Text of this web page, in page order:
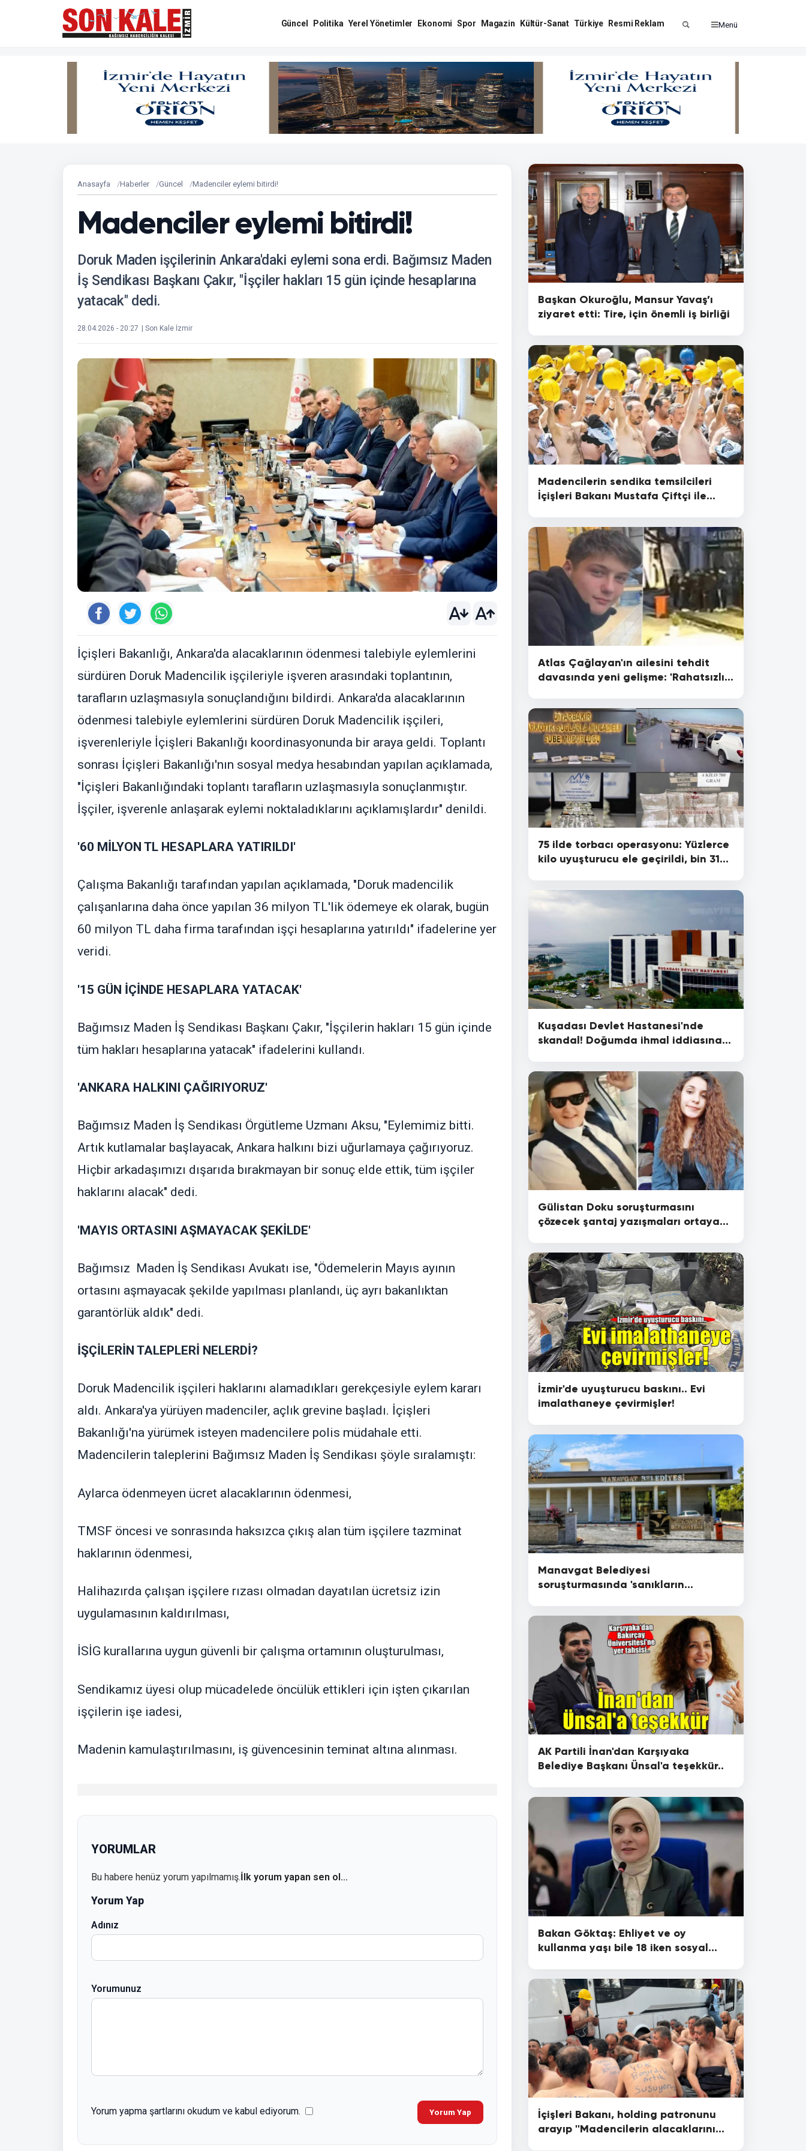
Güncel Politika Yerel Yönetimler Ekonomi Spor Magazin Kültür-Sanat Türkiye Resmi Reklam Menü
Anasayfa Haberler Güncel Madenciler eylemi bitirdi!
Madenciler eylemi bitirdi!
Doruk Maden işçilerinin Ankara'daki eylemi sona erdi. Bağımsız Maden
İş Sendikası Başkanı Çakır, "İşçiler hakları 15 gün içinde hesaplarına
yatacak" dedi.
28.04.2026 - 20:27 | Son Kale İzmir
İçişleri Bakanlığı, Ankara'da alacaklarının ödenmesi talebiyle eylemlerini
sürdüren Doruk Madencilik işçileriyle işveren arasındaki toplantının,
tarafların uzlaşmasıyla sonuçlandığını bildirdi. Ankara'da alacaklarının
ödenmesi talebiyle eylemlerini sürdüren Doruk Madencilik işçileri,
işverenleriyle İçişleri Bakanlığı koordinasyonunda bir araya geldi. Toplantı
sonrası İçişleri Bakanlığı'nın sosyal medya hesabından yapılan açıklamada,
"İçişleri Bakanlığındaki toplantı tarafların uzlaşmasıyla sonuçlanmıştır.
İşçiler, işverenle anlaşarak eylemi noktaladıklarını açıklamışlardır" denildi.
'60 MİLYON TL HESAPLARA YATIRILDI'
Çalışma Bakanlığı tarafından yapılan açıklamada, "Doruk madencilik
çalışanlarına daha önce yapılan 36 milyon TL'lik ödemeye ek olarak, bugün
60 milyon TL daha firma tarafından işçi hesaplarına yatırıldı" ifadelerine yer
veridi.
'15 GÜN İÇİNDE HESAPLARA YATACAK'
Bağımsız Maden İş Sendikası Başkanı Çakır, "İşçilerin hakları 15 gün içinde
tüm hakları hesaplarına yatacak" ifadelerini kullandı.
'ANKARA HALKINI ÇAĞIRIYORUZ'
Bağımsız Maden İş Sendikası Örgütleme Uzmanı Aksu, "Eylemimiz bitti.
Artık kutlamalar başlayacak, Ankara halkını bizi uğurlamaya çağırıyoruz.
Hiçbir arkadaşımızı dışarıda bırakmayan bir sonuç elde ettik, tüm işçiler
haklarını alacak" dedi.
'MAYIS ORTASINI AŞMAYACAK ŞEKİLDE'
Bağımsız Maden İş Sendikası Avukatı ise, "Ödemelerin Mayıs ayının
ortasını aşmayacak şekilde yapılması planlandı, üç ayrı bakanlıktan
garantörlük aldık" dedi.
İŞÇİLERİN TALEPLERİ NELERDİ?
Doruk Madencilik işçileri haklarını alamadıkları gerekçesiyle eylem kararı
aldı. Ankara'ya yürüyen madenciler, açlık grevine başladı. İçişleri
Bakanlığı'na yürümek isteyen madencilere polis müdahale etti.
Madencilerin taleplerini Bağımsız Maden İş Sendikası şöyle sıralamıştı:
Aylarca ödenmeyen ücret alacaklarının ödenmesi,
TMSF öncesi ve sonrasında haksızca çıkış alan tüm işçilere tazminat
haklarının ödenmesi,
Halihazırda çalışan işçilere rızası olmadan dayatılan ücretsiz izin
uygulamasının kaldırılması,
İSİG kurallarına uygun güvenli bir çalışma ortamının oluşturulması,
Sendikamız üyesi olup mücadelede öncülük ettikleri için işten çıkarılan
işçilerin işe iadesi,
Madenin kamulaştırılmasını, iş güvencesinin teminat altına alınması.
YORUMLAR
Bu habere henüz yorum yapılmamış.İlk yorum yapan sen ol...
Yorum Yap
Adınız
Yorumunuz
Yorum yapma şartlarını okudum ve kabul ediyorum. Yorum Yap
Başkan Okuroğlu, Mansur Yavaş’ı
ziyaret etti: Tire, için önemli iş birliği
Madencilerin sendika temsilcileri
İçişleri Bakanı Mustafa Çiftçi ile
Atlas Çağlayan'ın ailesini tehdit
davasında yeni gelişme: 'Rahatsızlık
75 ilde torbacı operasyonu: Yüzlerce
kilo uyuşturucu ele geçirildi, bin 319
Kuşadası Devlet Hastanesi'nde
skandal! Doğumda ihmal iddiasına
Gülistan Doku soruşturmasını
çözecek şantaj yazışmaları ortaya
her şeyi"
İzmir'de uyuşturucu baskını.. Evi
imalathaneye çevirmişler!
Manavgat Belediyesi
soruşturmasında 'sanıkların
AK Partili İnan'dan Karşıyaka
Belediye Başkanı Ünsal'a teşekkür..
Bakan Göktaş: Ehliyet ve oy
kullanma yaşı bile 18 iken sosyal
İçişleri Bakanı, holding patronunu
arayıp ''Madencilerin alacaklarını